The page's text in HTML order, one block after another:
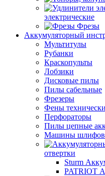
электрические
Фрезы
Аккумуляторный
Мультитулы
Рубанки
Краскопульты
Лобзики
Дисковые пилы
Пилы сабельные
Фрезеры
Фены
Перфораторы
Пилы цепные
Машины
отвертки
Sturm
PATRIOT